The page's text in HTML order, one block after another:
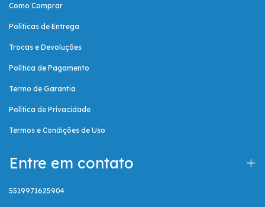
Como Comprar
Políticas de Entrega
Trocas e Devoluções
Política de Pagamento
Termo de Garantia
Política de Privacidade
Termos e Condições de Uso
Entre em contato
5519971625904